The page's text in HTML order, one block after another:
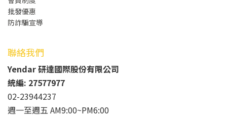
批發優惠
防詐騙宣導
聯絡我們
Yendar 研達國際股份有限公司
統編: 27577977
02-23944237
週一至週五 AM9:00~PM6:00